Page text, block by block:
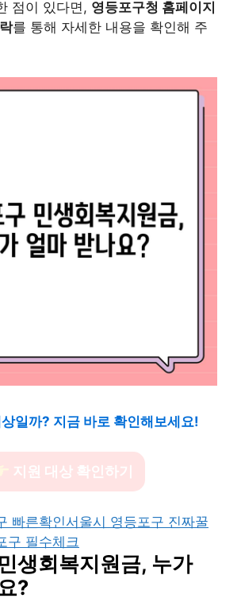
점이 있다면, 영등포구청 홈페이지
를 통해 자세한 내용을 확인해 주
일까? 지금 바로 확인해보세요!
지원 대상 확인하기
빠른확인서울시 영등포구 진짜꿀
구 필수체크
생회복지원금, 누가
?